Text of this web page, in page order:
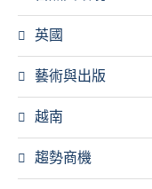
英國
藝術與出版
越南
趨勢商機